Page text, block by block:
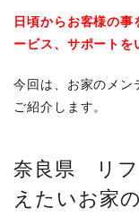
日頃からお客様の
ービス、サポートを
今回は、お家のメン
ご紹介します。
奈良県 リフ
えたいお家